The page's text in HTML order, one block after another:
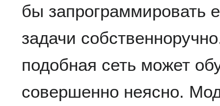
бы запрограммировать
задачи
подобная сеть может
совершенно неясно.